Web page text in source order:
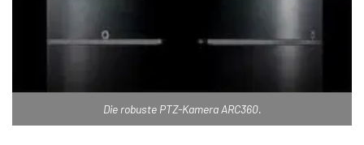
Die robuste PTZ-Kamera ARC360.